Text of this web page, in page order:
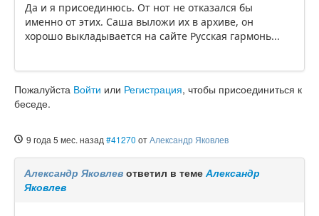
Да и я присоединюсь. От нот не отказался бы
именно от этих. Саша выложи их в архиве, он
хорошо выкладывается на сайте Русская гармонь...
Пожалуйста Войти или Регистрация, чтобы присоединиться к
беседе.
9 года 5 мес. назад #41270 отАлександр Яковлев
Александр Яковлев ответил в теме Александр
Яковлев